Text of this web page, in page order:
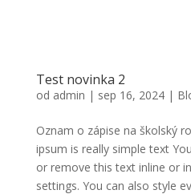
Test novinka 2
od admin | sep 16, 2024|
Oznam o zápise na školský
ipsum is really simple text
or remove this text inline or
settings. You can also style